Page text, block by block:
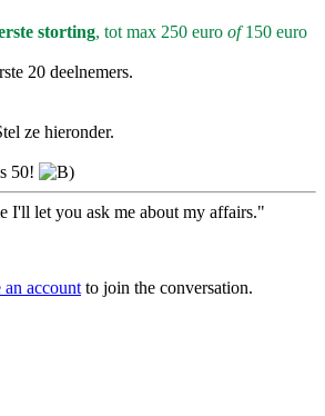
storting, tot max 250 euro of150 euro
20 deelnemers.
ze hieronder.
50!
I'll let you ask me about my affairs."
an account to join the conversation.